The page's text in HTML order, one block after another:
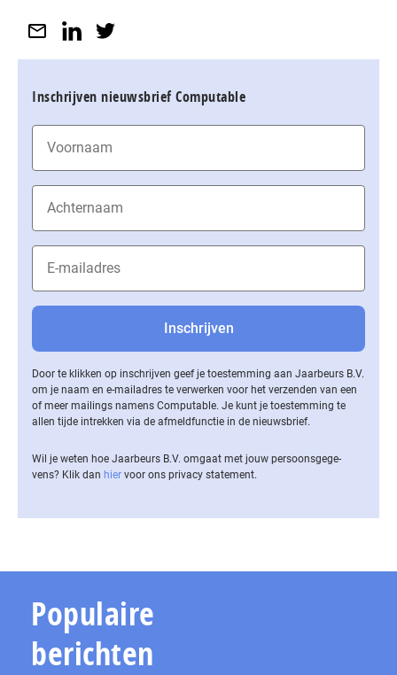
Inschrijven nieuwsbrief Computable
Door te klikken op inschrijven geef je toestemming aan Jaarbeurs B.V.
om je naam en e-mailadres te verwerken voor het verzenden van een
of meer mailings namens Computable. Je kunt je toestemming te
allen tijde intrekken via de af­meld­func­tie in de nieuwsbrief.
Wil je weten hoe Jaarbeurs B.V. omgaat met jouw per­soons­ge­ge­
vens? Klik dan hier voor ons privacy statement.
Populaire
berichten